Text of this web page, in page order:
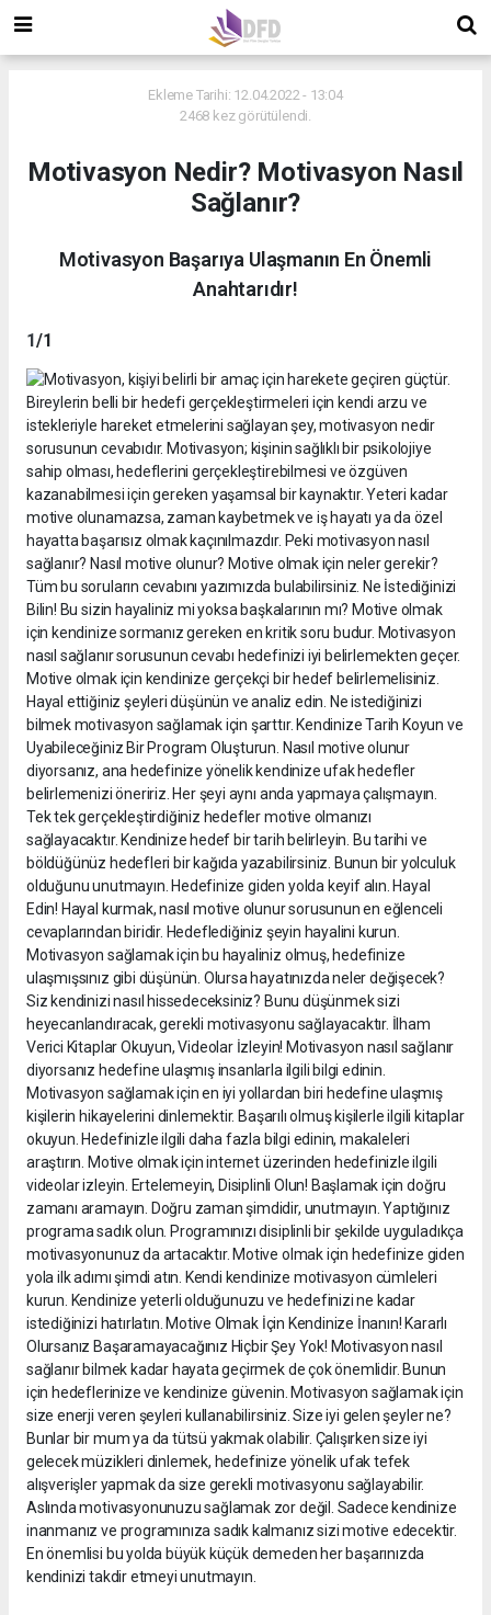
Ekleme Tarihi: 12.04.2022 - 13:04
2468 kez görütülendi.
Motivasyon Nedir? Motivasyon Nasıl
Sağlanır?
Motivasyon Başarıya Ulaşmanın En Önemli
Anahtarıdır!
1/1